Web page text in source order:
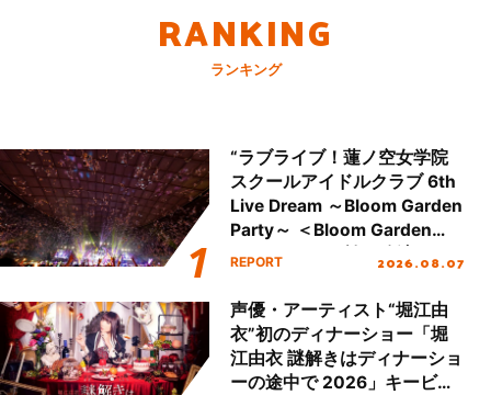
RANKING
ランキング
“ラブライブ！蓮ノ空女学院
スクールアイドルクラブ 6th
Live Dream ～Bloom Garden
Party～ ＜Bloom Garden
Party Stage／埼玉公演＞”
REPORT 2026.08.07
声優・アーティスト“堀江由
衣”初のディナーショー「堀
江由衣 謎解きはディナーショ
ーの途中で 2026」キービジ